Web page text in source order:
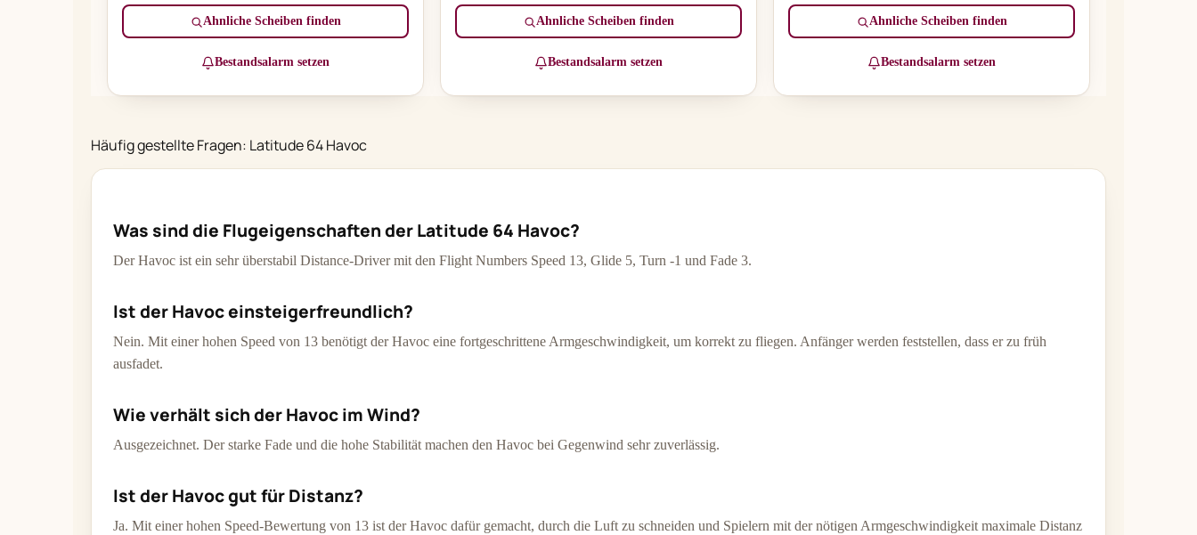
Ähnliche Scheiben finden
Bestandsalarm setzen
Ähnliche Scheiben finden
Bestandsalarm setzen
Ähnliche Scheiben finden
Bestandsalarm setzen
Häufig gestellte Fragen: Latitude 64 Havoc
Was sind die Flugeigenschaften der Latitude 64 Havoc?
Der Havoc ist ein sehr überstabil Distance-Driver mit den Flight Numbers Speed 13, Glide 5, Turn -1 und Fade 3.
Ist der Havoc einsteigerfreundlich?
Nein. Mit einer hohen Speed von 13 benötigt der Havoc eine fortgeschrittene Armgeschwindigkeit, um korrekt zu fliegen. Anfänger werden feststellen, dass er zu früh
ausfadet.
Wie verhält sich der Havoc im Wind?
Ausgezeichnet. Der starke Fade und die hohe Stabilität machen den Havoc bei Gegenwind sehr zuverlässig.
Ist der Havoc gut für Distanz?
Ja. Mit einer hohen Speed-Bewertung von 13 ist der Havoc dafür gemacht, durch die Luft zu schneiden und Spielern mit der nötigen Armgeschwindigkeit maximale Distanz